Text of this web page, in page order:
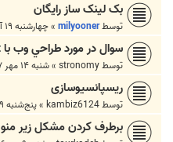
بک لینک ساز رایگان
توسطmilyooner
»چهارشنبه ۱۹ آذر ۱۳۹۹, ۱۲:۲۰ ب.ظ
سوال در مورد طراحي وب با asp.net و ويژوال استوديو 2015
توسطstronomy
»شنبه ۱۴ مهر ۱۳۹۷, ۱۲:۳۵ ب.ظ
ریسپانسیوسازی
توسطkambiz6124
»پنج‌شنبه ۹ آذر ۱۳۹۶, ۲:۱۳ ب.ظ
برطرف کردن مشکل زیر منو